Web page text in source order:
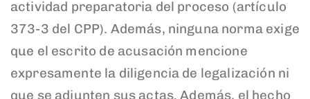
actividad preparatoria del proceso (artículo
373-3 del CPP). Además, ninguna norma exige
que el escrito de acusación mencione
expresamente la diligencia de legalización ni
que se adjunten sus actas. Además, el hecho